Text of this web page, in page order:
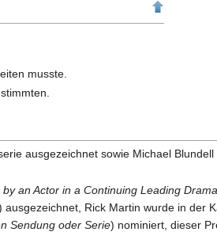
musste.
ausgezeichnet sowie Michael Blundell
an Actor in a Continuing Leading
ausgezeichnet, Rick Martin wurde in der
Sendung oder Serie) nominiert, dieser